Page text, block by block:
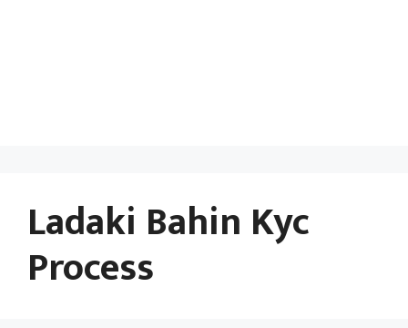
Ladaki Bahin Kyc
Process